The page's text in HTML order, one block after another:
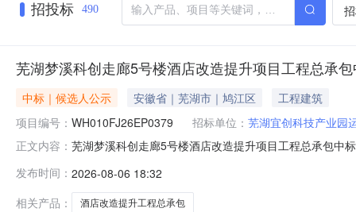
招投标 490
芜湖梦溪科创走廊5号楼酒店改造提升项目工程总承
中标｜候选人公示 安徽省｜芜湖市｜鸠江区
工程建筑
项目编号： WH010FJ26EP0379 招标单位： 芜湖宜创科技产业园
正文内容： 芜湖梦溪科创走廊5号楼酒店改造提升项目工程总承包中
限公司地址安徽省芜湖市鸠江区官陡街道瑞祥路88号皖
发布时间： 2026-08-06 18:32
相关产品：
酒店改造提升工程总承包